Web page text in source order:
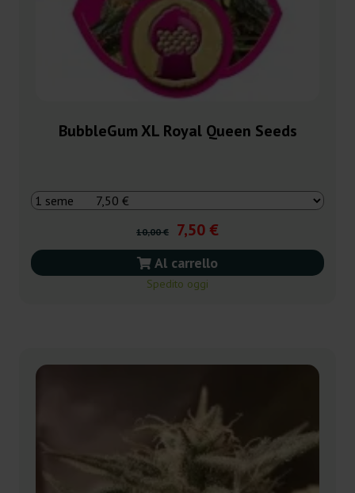
BubbleGum XL Royal Queen Seeds
10,00 € 7,50 €
Al carrello
Spedito oggi